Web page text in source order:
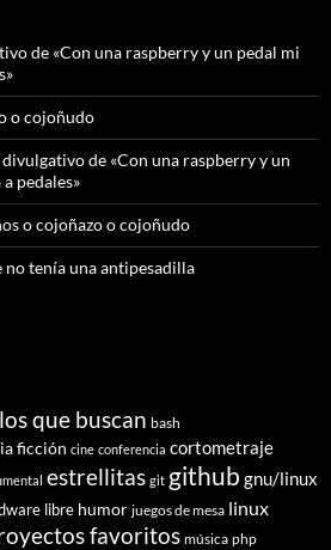
de «Con una raspberry y un pedal mi
o cojoñudo
de «Con una raspberry y un
pedales»
o cojoñazo o cojoñudo
no tenía una antipesadilla
que buscan bash
ficción cine conferencia cortometraje
estrellitas git github gnu/linux
libre humor juegos de mesa linux
favoritos música php